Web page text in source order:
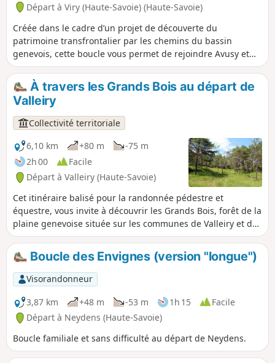
Départ à Viry (Haute-Savoie) (Haute-Savoie)
Créée dans le cadre d’un projet de découverte du
patrimoine transfrontalier par les chemins du bassin
genevois, cette boucle vous permet de rejoindre Avusy et
Sézegnin (Suisse), depuis Malagny (Viry / France). La
traversée des trois villages vous permettra de profiter d'un
patrimoine bâti encore bien préservé, avec notamment le
château de Champlong, l'église d'Avusy, les fontaines de
Sézegnin ou encore les ponts sur la Laire. Vous apprécierez
également la diversité des milieux naturels rencontrés, avec
les bois d'Humilly, le remarquable biotope protégé des
Teppes de la Repentance, les bords de la Laire et le
vignoble de la champagne genevoise.
À travers les Grands Bois au départ de
Valleiry
Collectivité territoriale
6,10 km
+80 m
-75 m
2h 00
Facile
Départ à Valleiry (Haute-Savoie)
Cet itinéraire balisé pour la randonnée pédestre et
équestre, vous invite à découvrir les Grands Bois, forêt de la
plaine genevoise située sur les communes de Valleiry et de
Viry, le long de la frontière franco-suisse.
Boucle des Envignes (version "longue")
Visorandonneur
3,87 km
+48 m -53 m 1h 15
Facile
Départ à Neydens (Haute-Savoie)
Boucle familiale et sans difficulté au départ de Neydens.